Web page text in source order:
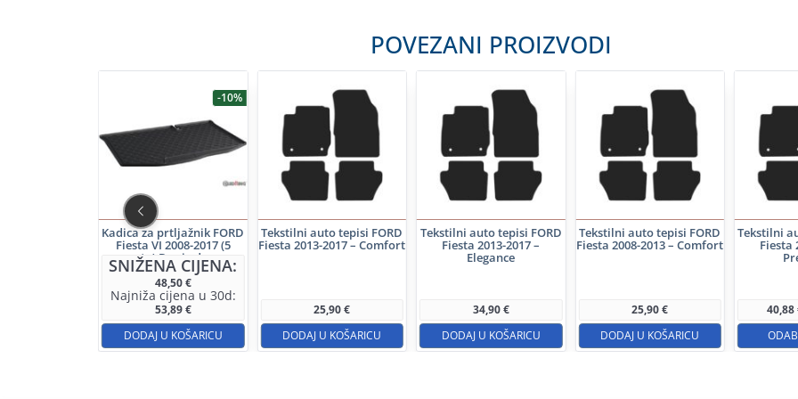
POVEZANI PROIZVODI
-10%
Kadica za prtljažnik FORD
Fiesta VI 2008-2017 (5
vrata) Donje dno –
GledRing
SNIŽENA CIJENA:
48,50€
Najniža cijena u 30d:
53,89€
DODAJ U KOŠARICU
Tekstilni auto tepisi FORD
Fiesta 2013-2017 – Comfort
25,90€
DODAJ U KOŠARICU
Tekstilni auto tepisi FORD
Fiesta 2013-2017 –
Elegance
34,90€
DODAJ U KOŠARICU
Tekstilni auto tepisi FORD
Fiesta 2008-2013 – Comfort
25,90€
DODAJ U KOŠARICU
Tekstilni
Fiesta
40,88